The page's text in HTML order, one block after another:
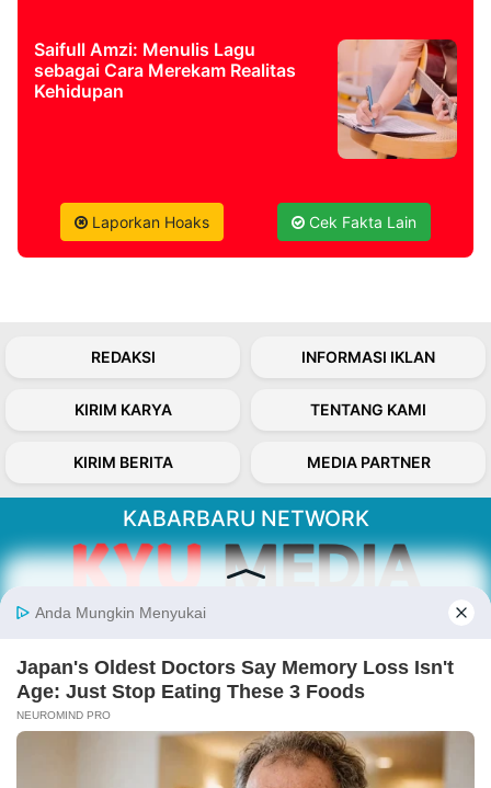
Saifull Amzi: Menulis Lagu
sebagai Cara Merekam Realitas
Kehidupan
Laporkan Hoaks Cek Fakta Lain
REDAKSI INFORMASI IKLAN
KIRIM KARYA TENTANG KAMI
KIRIM BERITA MEDIA PARTNER
KABARBARU NETWORK
Kabarbaru.co menyajikan berita aktual dan
inspiratif dari sudut pandang berbaik sangka
Follow Kabarbaru